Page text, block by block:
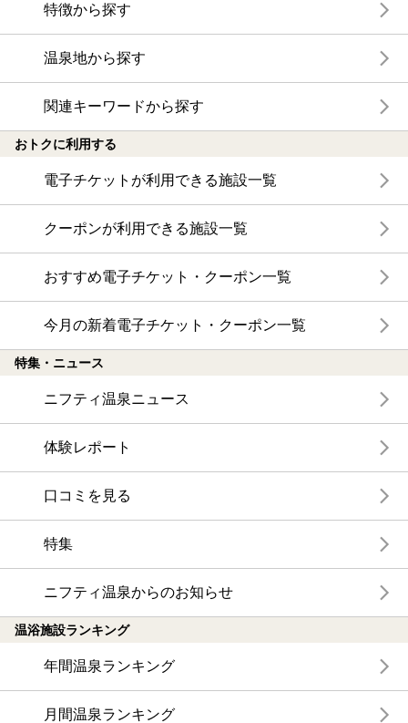
特徴から探す
温泉地から探す
関連キーワードから探す
おトクに利用する
電子チケットが利用できる施設一覧
クーポンが利用できる施設一覧
おすすめ電子チケット・クーポン一覧
今月の新着電子チケット・クーポン一覧
特集・ニュース
ニフティ温泉ニュース
体験レポート
口コミを見る
特集
ニフティ温泉からのお知らせ
温浴施設ランキング
年間温泉ランキング
月間温泉ランキング